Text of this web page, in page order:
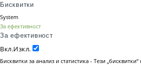
Бисквитки
System
За ефективност
За ефективност
Вкл.Изкл.
Бисквитки за анализ и статистика - Тези